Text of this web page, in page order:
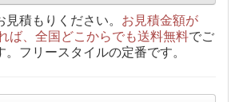
見積もりください。 お見積金額が
ば、全国どこからでも送料無料でご
フリースタイルの定番です。